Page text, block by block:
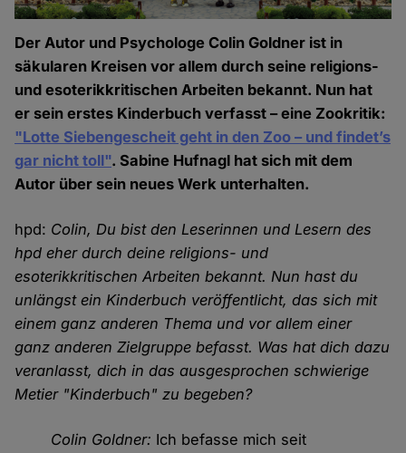
Der Autor und Psychologe Colin Goldner ist in
säkularen Kreisen vor allem durch seine religions-
und esoterikkritischen Arbeiten bekannt. Nun hat
er sein erstes Kinderbuch verfasst – eine Zookritik:
"Lotte Siebengescheit geht in den Zoo – und findet’s
gar nicht toll". Sabine Hufnagl hat sich mit dem
Autor über sein neues Werk unterhalten.
hpd: Colin, Du bist den Leserinnen und Lesern des
hpd eher durch deine religions- und
esoterikkritischen Arbeiten bekannt. Nun hast du
unlängst ein Kinderbuch veröffentlicht, das sich mit
einem ganz anderen Thema und vor allem einer
ganz anderen Zielgruppe befasst. Was hat dich dazu
veranlasst, dich in das ausgesprochen schwierige
Metier "Kinderbuch" zu begeben?
Colin Goldner: Ich befasse mich seit